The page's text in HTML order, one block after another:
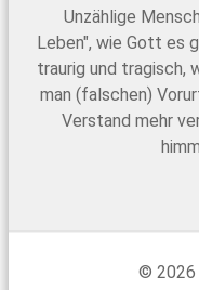
Unzählige
Leben", wie Gott es
traurig und tragisch,
man (falschen)
Verstand mehr
© 2026